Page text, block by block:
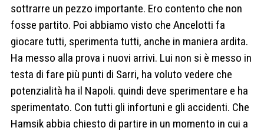
sottrarre un pezzo importante. Ero contento che non
fosse partito. Poi abbiamo visto che Ancelotti fa
giocare tutti, sperimenta tutti, anche in maniera ardita.
Ha messo alla prova i nuovi arrivi. Lui non si è messo in
testa di fare più punti di Sarri, ha voluto vedere che
potenzialità ha il Napoli. quindi deve sperimentare e ha
sperimentato. Con tutti gli infortuni e gli accidenti. Che
Hamsik abbia chiesto di partire in un momento in cui a